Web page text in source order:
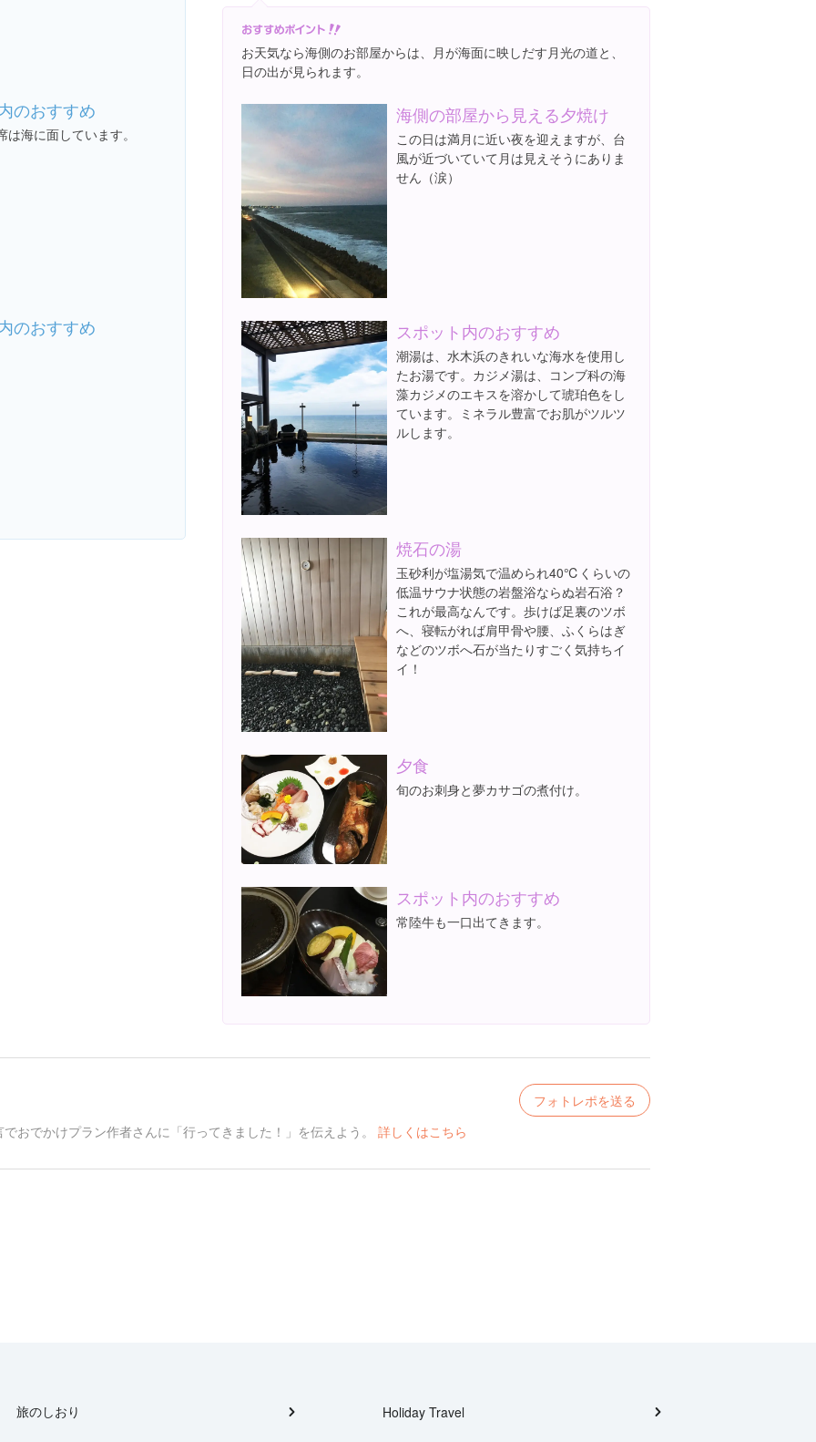
のおすすめ
は海に面しています。
のおすすめ
お天気なら海側のお部屋からは、月が海面に映しだす月光の道と、
日の出が見られます。
海側の部屋から見える夕焼け
この日は満月に近い夜を迎えますが、台
風が近づいていて月は見えそうにありま
せん（涙）
スポット内のおすすめ
潮湯は、水木浜のきれいな海水を使用し
たお湯です。カジメ湯は、コンブ科の海
藻カジメのエキスを溶かして琥珀色をし
ています。ミネラル豊富でお肌がツルツ
ルします。
焼石の湯
玉砂利が塩湯気で温められ40℃くらいの
低温サウナ状態の岩盤浴ならぬ岩石浴？
これが最高なんです。歩けば足裏のツボ
へ、寝転がれば肩甲骨や腰、ふくらはぎ
などのツボへ石が当たりすごく気持ちイ
イ！
夕食
旬のお刺身と夢カサゴの煮付け。
スポット内のおすすめ
常陸牛も一口出てきます。
フォトレポを送る
おでかけプラン作者さんに「行ってきました！」を伝えよう。 詳しくはこちら
旅のしおり Holiday Travel